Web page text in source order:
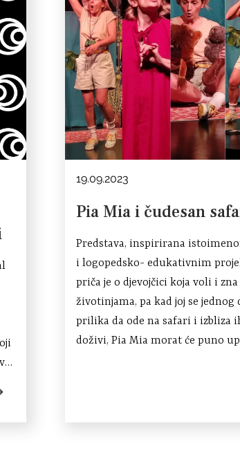
19.09.2023
Pia Mia i čudesan
Predstava, inspirirana
i logopedsko- edukativnim
priča je o djevojčici koja voli i zna
životinjama, pa kad joj se jednog
prilika da ode na safari i izbliza
doživi, Pia Mia morat će puno